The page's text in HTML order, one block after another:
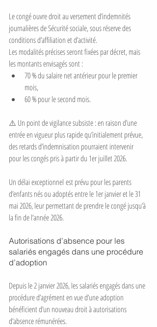
Le congé ouvre droit au versement d’indemnités
journalières de Sécurité sociale, sous réserve des
conditions d’affiliation et d’activité.
Les modalités précises seront fixées par décret, mais
les montants envisagés sont :
70 % du salaire net antérieur pour le premier
mois,
60 % pour le second mois.
⚠️ Un point de vigilance subsiste : en raison d’une
entrée en vigueur plus rapide qu’initialement prévue,
des retards d’indemnisation pourraient intervenir
pour les congés pris à partir du 1er juillet 2026.
Un délai exceptionnel est prévu pour les parents
d’enfants nés ou adoptés entre le 1er janvier et le 31
mai 2026, leur permettant de prendre le congé jusqu’à
la fin de l’année 2026.
Autorisations d’absence pour les
salariés engagés dans une procédure
d’adoption
Depuis le 2 janvier 2026, les salariés engagés dans une
procédure d’agrément en vue d’une adoption
bénéficient d’un nouveau droit à autorisations
d’absence rémunérées.